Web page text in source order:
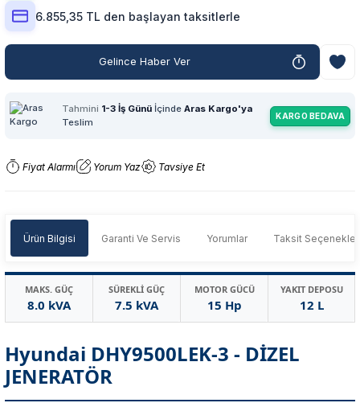
6.855,35 TL den başlayan taksitlerle
Gelince Haber Ver
Tahmini 1-3 İş Günü İçinde Aras Kargo'ya
Teslim
KARGO BEDAVA
Fiyat Alarmı Yorum Yaz Tavsiye Et
Ürün Bilgisi Garanti Ve Servis Yorumlar Taksit
MAKS. GÜÇ
8.0 kVA
SÜREKLİ GÜÇ
7.5 kVA
MOTOR GÜCÜ
15 Hp
YAKIT DEPOSU
12 L
Hyundai DHY9500LEK-3 - DİZEL
JENERATÖR